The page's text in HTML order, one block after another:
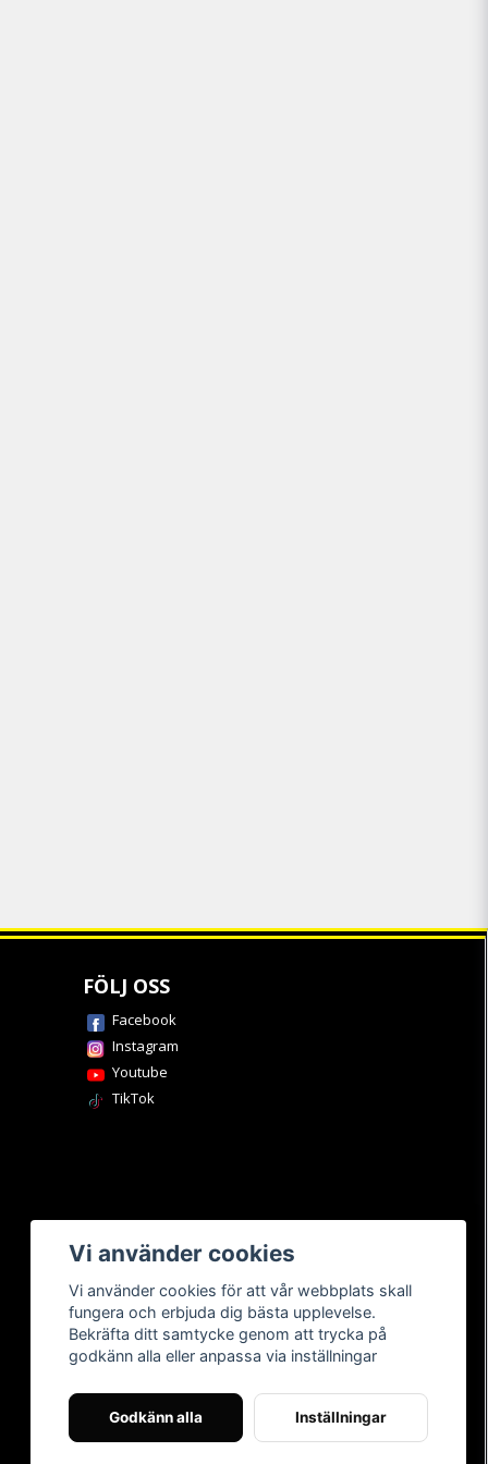
FÖLJ OSS
Facebook
Instagram
Youtube
TikTok
Vi använder cookies
Vi använder cookies för att vår webbplats skall
fungera och erbjuda dig bästa upplevelse.
Bekräfta ditt samtycke genom att trycka på
godkänn alla eller anpassa via inställningar
Godkänn alla Inställningar